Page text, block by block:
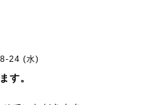
24 (水)
す。